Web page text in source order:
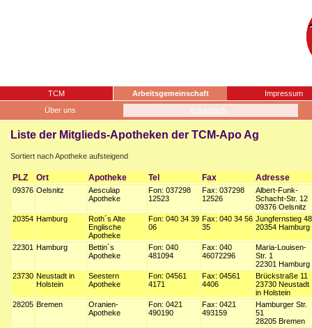
TCM Arbeitsgemeinschaft
Impressum
Über uns
Liste der Mitglieds-Apotheken der TCM-Apo Ag
Sortiert nach Apotheke aufsteigend
PLZ Ort Apotheke Tel Fax Adresse
09376 Oelsnitz
Aesculap
Apotheke
Fon: 037298
12523
Fax: 037298
12526
Albert-Funk-
Schacht-Str. 12
09376 Oelsnitz
20354 Hamburg
Roth´s Alte
Englische
Apotheke
Fon: 040 34 39
06
Fax: 040 34 56
35
Jungfernstieg 48
20354 Hamburg
22301 Hamburg
Bettin´s
Apotheke
Fon: 040
481094
Fax: 040
46072296
Maria-Louisen-
Str. 1
22301 Hamburg
23730 Neustadt in
Holstein
Seestern
Apotheke
Fon: 04561
4171
Fax: 04561
4406
Brückstraße 11
23730 Neustadt
in Holstein
28205 Bremen
Oranien-
Apotheke
Fon: 0421
490190
Fax: 0421
493159
Hamburger Str.
51
28205 Bremen